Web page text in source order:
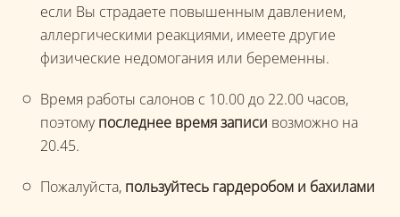
если Вы страдаете повышенным давлением,
аллергическими реакциями, имеете другие
физические недомогания или беременны.
Время работы салонов с 10.00 до 22.00 часов,
поэтомупоследнее время записи возможно на
20.45.
Пожалуйста, пользуйтесь гардеробом и бахилами